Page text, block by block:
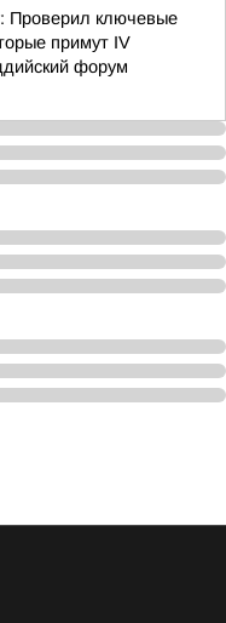
Проверил ключевые
примут IV
форум